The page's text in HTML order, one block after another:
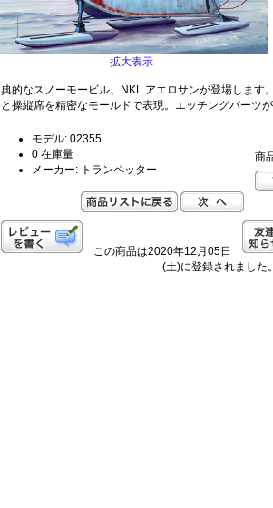
拡大表示
典的なスノーモービル、NKL アエロサンが登場します
と操縦席を精密なモールドで表現。エッチングパーツが
モデル: 02355
0 在庫量
メーカー: トランペッター
商
この商品は2020年12月05日
(土)に登録されました。